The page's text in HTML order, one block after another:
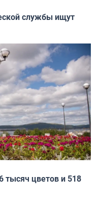
службы ищут
тысяч цветов и 518